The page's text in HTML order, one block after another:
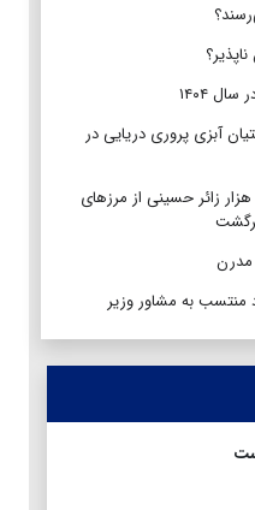
آبزی پروری دریایی در
ثبت تردد بیش از ۵ میلیون و ۲۰۰ هزار زائر حسینی از مرزهای
منتسب به مشاور وزیر